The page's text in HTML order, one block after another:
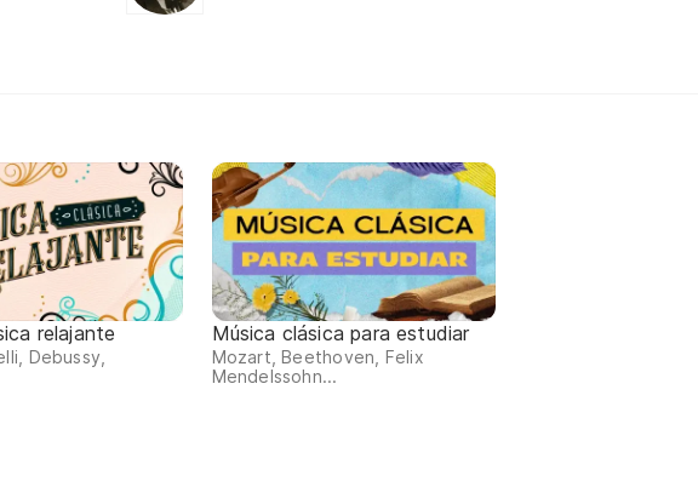
relajante
Debussy,
Música clásica para estudiar
Mozart, Beethoven, Felix
Mendelssohn...